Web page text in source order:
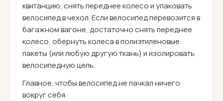
квитанцию, снять переднее колесо и упаковать
велосипед в чехол. Если велосипед перевозится в
багажном вагоне, достаточно снять переднее
колесо, обернуть колеса в полиэтиленовые
пакеты (или любую другую ткань) и изолировать
велосипедную цепь.
Главное, чтобы велосипед не пачкал ничего
вокруг себя.